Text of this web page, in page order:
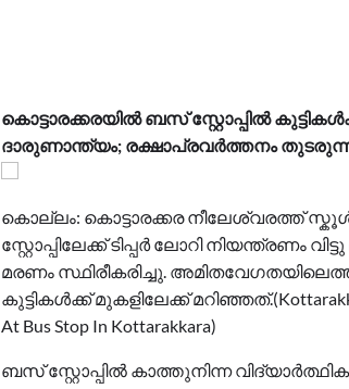
കൊട്ടാരക്കരയിൽ ബസ് സ്റ്റോപ്പിൽ
ദാരുണാന്ത്യം; രക്ഷാപ്രവർത്തനം
കൊല്ലം: കൊട്ടാരക്കര നീലേശ്വരത്ത്
സ്റ്റോപ്പിലേക്ക് ടിപ്പർ ലോറി
മരണം സ്ഥിരീകരിച്ചു.
കുട്ടികൾക്ക് മുകളിലേക്ക്
At Bus Stop In Kottarakkara)
ബസ് സ്റ്റോപ്പിൽ കാത്തുനിന്ന